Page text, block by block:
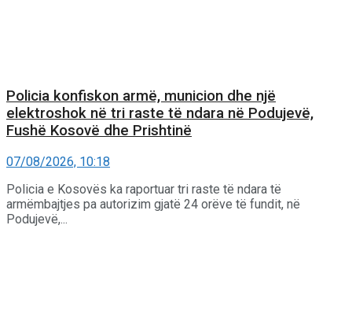
Policia konfiskon armë, municion dhe një
elektroshok në tri raste të ndara në Podujevë,
Fushë Kosovë dhe Prishtinë
07/08/2026, 10:18
Policia e Kosovës ka raportuar tri raste të ndara të
armëmbajtjes pa autorizim gjatë 24 orëve të fundit, në
Podujevë,...